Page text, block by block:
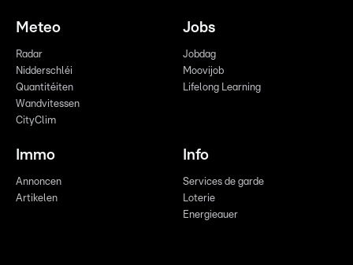
Meteo
Radar
Nidderschléi
Quantitéiten
Wandvitessen
CityClim
Jobs
Jobdag
Moovijob
Lifelong Learning
Immo
Annoncen
Artikelen
Info
Services de garde
Loterie
Energieauer